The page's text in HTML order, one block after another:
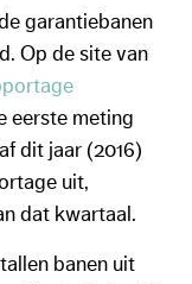
garantiebanen
Op de site van
eerste meting
dit jaar (2016)
uit,
dat kwartaal.
banen uit